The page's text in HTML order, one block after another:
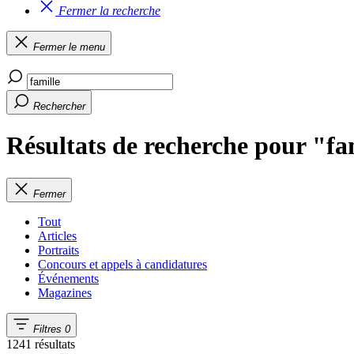
Fermer la recherche
Fermer le menu
Rechercher
Résultats de recherche pour
Fermer
Tout
Articles
Portraits
Concours et appels à candidatures
Événements
Magazines
Filtres 0
1241 résultats